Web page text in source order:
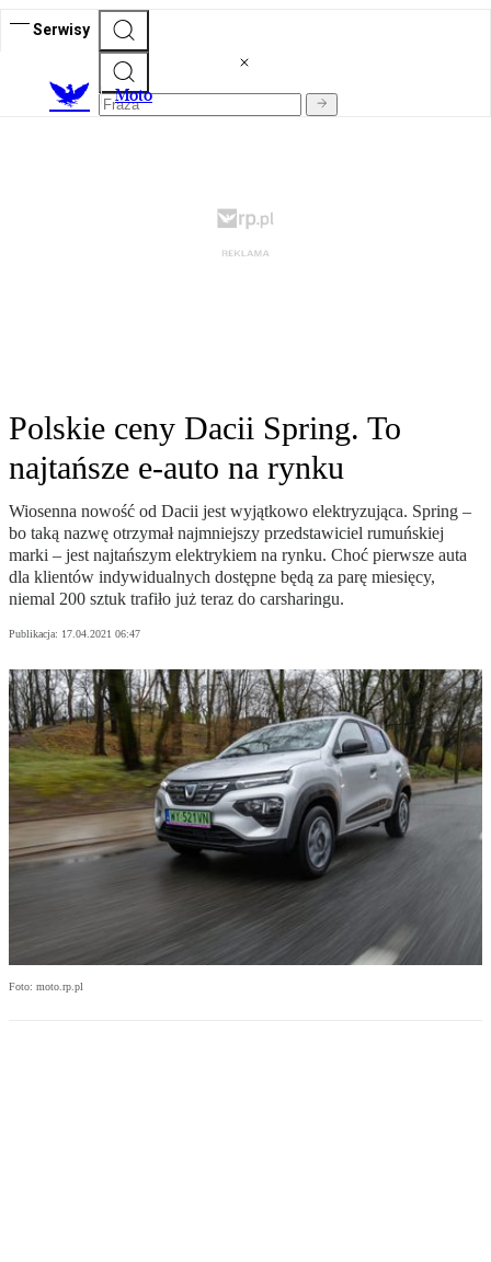
Serwisy
Moto
Polskie ceny Dacii Spring. To
najtańsze e-auto na rynku
Wiosenna nowość od Dacii jest wyjątkowo elektryzująca. Spring –
bo taką nazwę otrzymał najmniejszy przedstawiciel rumuńskiej
marki – jest najtańszym elektrykiem na rynku. Choć pierwsze auta
dla klientów indywidualnych dostępne będą za parę miesięcy,
niemal 200 sztuk trafiło już teraz do carsharingu.
Publikacja: 17.04.2021 06:47
Foto: moto.rp.pl